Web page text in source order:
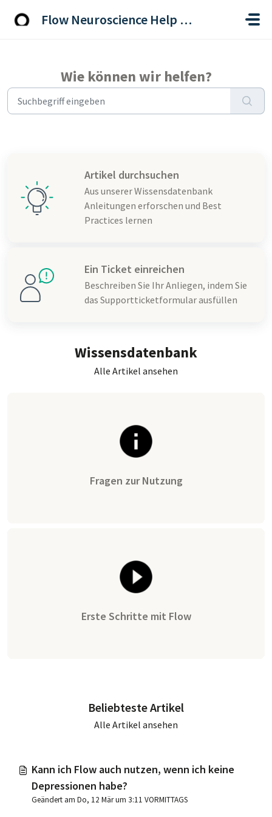
Flow Neuroscience Help Centre
Wie können wir helfen?
Artikel durchsuchen
Aus unserer Wissensdatenbank
Anleitungen erforschen und Best
Practices lernen
Ein Ticket einreichen
Beschreiben Sie Ihr Anliegen, indem Sie
das Supportticketformular ausfüllen
Wissensdatenbank
Alle Artikel ansehen
Fragen zur Nutzung
Erste Schritte mit Flow
Beliebteste Artikel
Alle Artikel ansehen
Kann ich Flow auch nutzen, wenn ich keine
Depressionen habe?
Geändert am Do, 12 Mär um 3:11 VORMITTAGS